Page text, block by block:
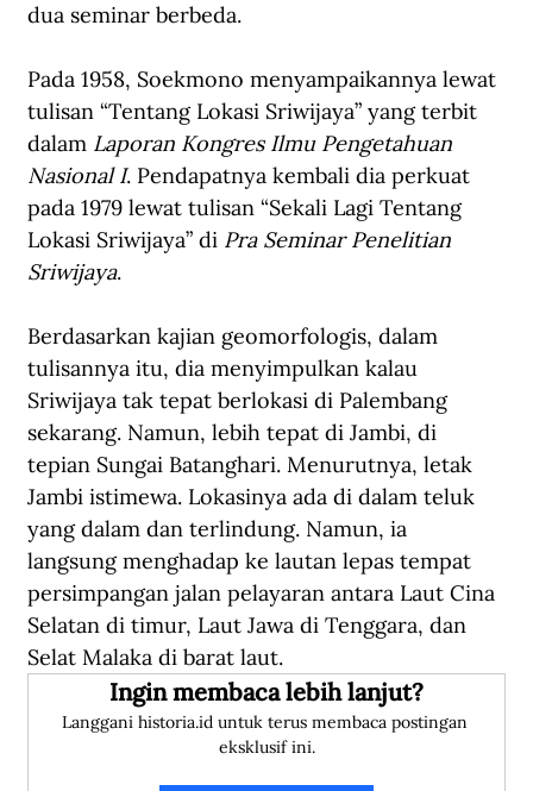
dua seminar berbeda.
Pada 1958, Soekmono menyampaikannya lewat
tulisan “Tentang Lokasi Sriwijaya” yang terbit
dalam Laporan Kongres Ilmu Pengetahuan
Nasional I. Pendapatnya kembali dia perkuat
pada 1979 lewat tulisan “Sekali Lagi Tentang
Lokasi Sriwijaya” di Pra Seminar Penelitian
Sriwijaya.
Berdasarkan kajian geomorfologis, dalam
tulisannya itu, dia menyimpulkan kalau
Sriwijaya tak tepat berlokasi di Palembang
sekarang. Namun, lebih tepat di Jambi, di
tepian Sungai Batanghari. Menurutnya, letak
Jambi istimewa. Lokasinya ada di dalam teluk
yang dalam dan terlindung. Namun, ia
langsung menghadap ke lautan lepas tempat
persimpangan jalan pelayaran antara Laut Cina
Selatan di timur, Laut Jawa di Tenggara, dan
Selat Malaka di barat laut.
Ingin membaca lebih lanjut?
Langgani historia.id untuk terus membaca postingan
eksklusif ini.